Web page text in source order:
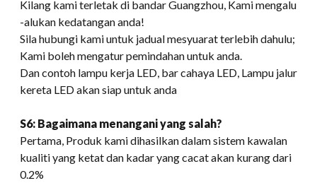
Kilang kami terletak di bandar Guangzhou, Kami mengalu
-alukan kedatangan anda!
Sila hubungi kami untuk jadual mesyuarat terlebih dahulu;
Kami boleh mengatur pemindahan untuk anda.
Dan contoh lampu kerja LED, bar cahaya LED, Lampu jalur
kereta LED akan siap untuk anda
S6: Bagaimana menangani yang salah?
Pertama, Produk kami dihasilkan dalam sistem kawalan
kualiti yang ketat dan kadar yang cacat akan kurang dari
0.2%